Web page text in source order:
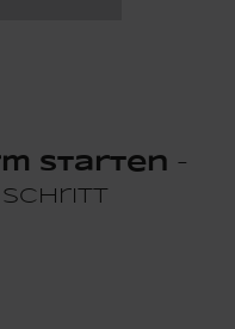
starten -